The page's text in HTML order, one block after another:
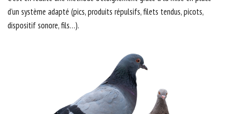
d’un système adapté (pics, produits répulsifs, filets tendus, picots,
dispositif sonore, fils…).